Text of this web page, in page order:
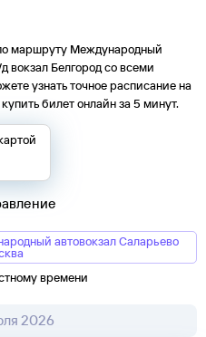
маршруту Международный
вокзал Белгород со всеми
узнать точное расписание на
билет онлайн за 5 минут.
автовокзал Саларьево
времени
2026